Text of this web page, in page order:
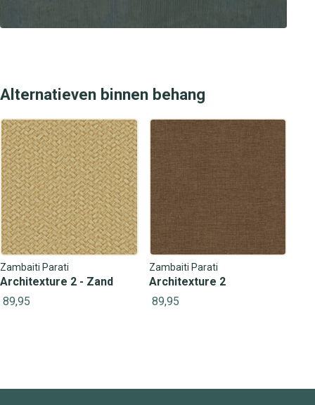
Alternatieven binnen behang
Zambaiti Parati
Architexture 2 - Zand
89,95
Zambaiti Parati
Architexture 2
89,95